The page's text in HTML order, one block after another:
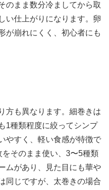
のまま数分冷ましてから取
い仕上がりになります。卵
が崩れにくく、初心者にも
方も異なります。細巻きは
1種類程度に絞ってシンプ
やすく、軽い食感が特徴で
そのまま使い、3〜5種類
ムがあり、見た目にも華や
同じですが、太巻きの場合